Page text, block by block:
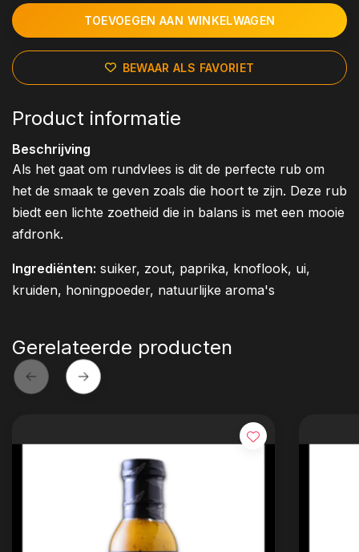
TOEVOEGEN AAN WINKELWAGEN
BEWAAR ALS FAVORIET
Product informatie
Beschrijving
Als het gaat om rundvlees is dit de perfecte rub om
het de smaak te geven zoals die hoort te zijn. Deze rub
biedt een lichte zoetheid die in balans is met een mooie
afdronk.
Ingrediënten: suiker, zout, paprika, knoflook, ui,
kruiden, honingpoeder, natuurlijke aroma's
Gerelateerde producten